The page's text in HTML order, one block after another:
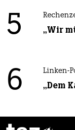
5 „Wir
6 Linken-
„Dem